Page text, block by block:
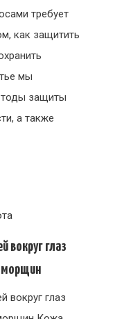
требует
как защитить
мы
защиты
а также
вокруг глаз
морщин
вокруг глаз